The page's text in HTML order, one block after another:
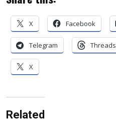
X Facebook
Telegram Threads
X
Related